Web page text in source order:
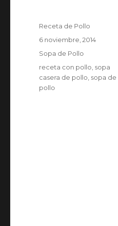
Autor
Receta de Pollo
Publicado
6 noviembre, 2014
Categorías
Sopa de Pollo
Etiquetas
receta con pollo sopa
casera de pollo sopa de
pollo